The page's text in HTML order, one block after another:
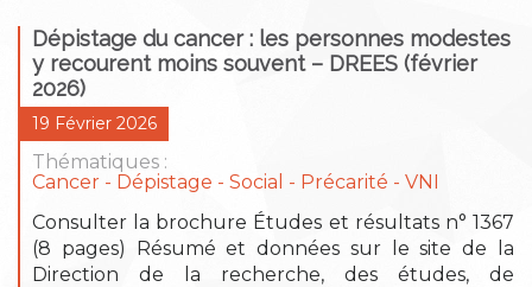
Dépistage du cancer : les personnes modestes
y recourent moins souvent – DREES (février
2026)
19 Février 2026
Thématiques :
Cancer
Dépistage Social - Précarité
VNI
Consulter la brochure Études et résultats n° 1367
(8 pages) Résumé et données sur le site de la
Direction de la recherche, des études, de